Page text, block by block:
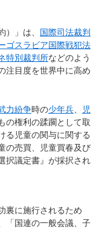
）」は、 国際司法裁判
ゴスラビア国際戦犯法
特別裁判所などのよう
注目度を世界中に高め
力紛争時の少年兵
児
の権利の蹂躙として取
る児童の関与に関する
の売買、児童買春及び
択議定書』が採択され
裏に施行されるため
「国連の一般会議、子